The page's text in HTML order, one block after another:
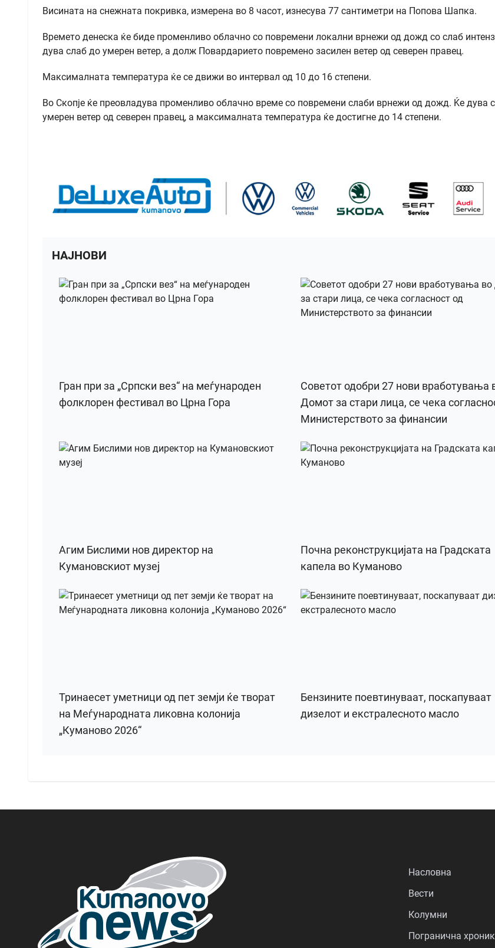
Висината на снежната покривка, измерена во 8 часот, изнесува 77 сантиметри на Попова Шапка.
Времето денеска ќе биде променливо облачно со повремени локални врнежи од дожд со слаб
дува слаб до умерен ветер, а долж Повардарието повремено засилен ветер од северен правец.
Максималната температура ќе се движи во интервал од 10 до 16 степени.
Во Скопје ќе преовладува променливо облачно време со повремени слаби врнежи од дожд. Ќе дува
умерен ветер од северен правец, а максималната температура ќе достигне до 14 степени.
НАЈНОВИ
Гран при за „Српски вез“ на меѓународен
фолклорен фестивал во Црна Гора
Советот одобри 27 нови вработувања
Домот за стари лица, се чека
Министерството за финансии
Агим Бислими нов директор на
Кумановскиот музеј
Почна реконструкцијата на Градската
капела во Куманово
Тринаесет уметници од пет земји ќе творат
на Меѓународната ликовна колонија
„Куманово 2026“
Бензините поевтинуваат, поскапуваат
дизелот и екстралесното масло
Насловна
Вести
Колумни
Погранична